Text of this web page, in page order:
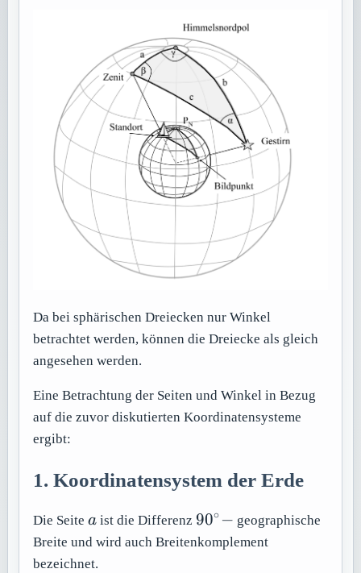
Da bei sphärischen Dreiecken nur Winkel
betrachtet werden, können die Dreiecke als gleich
angesehen werden.
Eine Betrachtung der Seiten und Winkel in Bezug
auf die zuvor diskutierten Koordinatensysteme
ergibt:
1. Koordinatensystem der Erde
Die Seitea
a ist die Differenz 90^\circ
-
90∘− geographische
Breite und wird auch Breitenkomplement
bezeichnet.